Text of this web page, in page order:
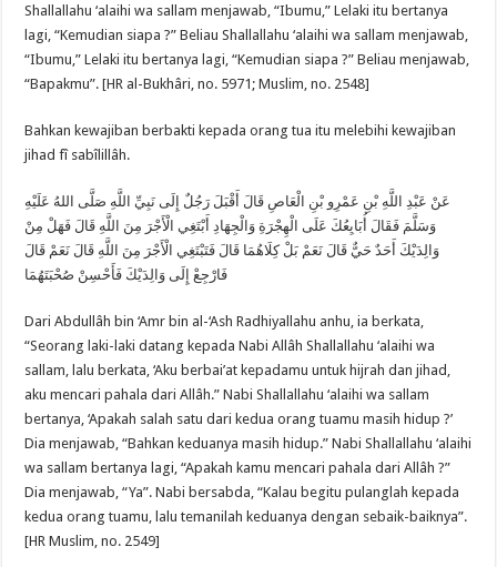
Shallallahu ‘alaihi wa sallam menjawab, “Ibumu,” Lelaki itu bertanya
lagi, “Kemudian siapa ?” Beliau Shallallahu ‘alaihi wa sallam menjawab,
“Ibumu,” Lelaki itu bertanya lagi, “Kemudian siapa ?” Beliau menjawab,
“Bapakmu”. [HR al-Bukhâri, no. 5971; Muslim, no. 2548]
Bahkan kewajiban berbakti kepada orang tua itu melebihi kewajiban
jihad fî sabîlillâh.
عَنْ عَبْدِ اللَّهِ بْنِ عَمْرِو بْنِ الْعَاصِ قَالَ أَقْبَلَ رَجُلٌ إِلَى نَبِيِّ اللَّهِ صَلَّى اللهُ عَلَيْهِ
وَسَلَّمَ فَقَالَ أُبَايِعُكَ عَلَى الْهِجْرَةِ وَالْجِهَادِ أَبْتَغِي الْأَجْرَ مِنَ اللَّهِ قَالَ فَهَلْ مِنْ
وَالِدَيْكَ أَحَدٌ حَيٌّ قَالَ نَعَمْ بَلْ كِلَاهُمَا قَالَ فَتَبْتَغِي الْأَجْرَ مِنَ اللَّهِ قَالَ نَعَمْ قَالَ
فَارْجِعْ إِلَى وَالِدَيْكَ فَأَحْسِنْ صُحْبَتَهُمَا
Dari Abdullâh bin ‘Amr bin al-‘Ash Radhiyallahu anhu, ia berkata,
“Seorang laki-laki datang kepada Nabi Allâh Shallallahu ‘alaihi wa
sallam, lalu berkata, ‘Aku berbai’at kepadamu untuk hijrah dan jihad,
aku mencari pahala dari Allâh.” Nabi Shallallahu ‘alaihi wa sallam
bertanya, ‘Apakah salah satu dari kedua orang tuamu masih hidup ?’
Dia menjawab, “Bahkan keduanya masih hidup.” Nabi Shallallahu ‘alaihi
wa sallam bertanya lagi, “Apakah kamu mencari pahala dari Allâh ?”
Dia menjawab, “Ya”. Nabi bersabda, “Kalau begitu pulanglah kepada
kedua orang tuamu, lalu temanilah keduanya dengan sebaik-baiknya”.
[HR Muslim, no. 2549]